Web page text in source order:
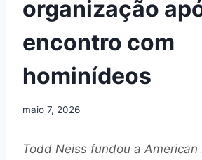
organização
encontro com
hominídeos
maio 7, 2026
Todd Neiss fundou a American